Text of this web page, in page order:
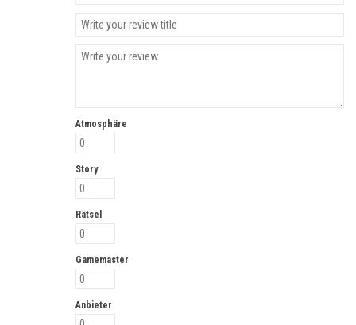
Atmosphäre
Story
Rätsel
Gamemaster
Anbieter